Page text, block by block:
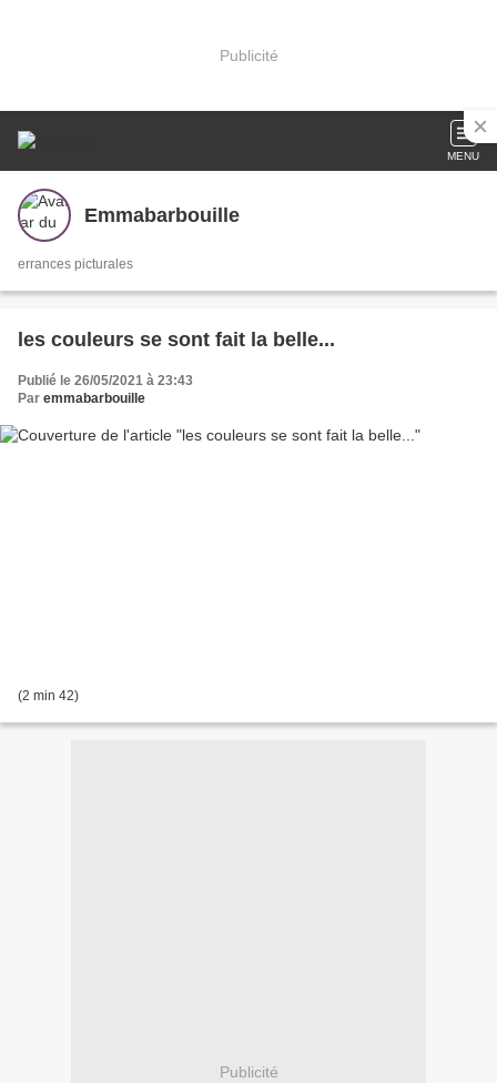
Publicité
MENU
Emmabarbouille
errances picturales
les couleurs se sont fait la belle...
Publié le 26/05/2021 à 23:43
Par emmabarbouille
(2 min 42)
Publicité